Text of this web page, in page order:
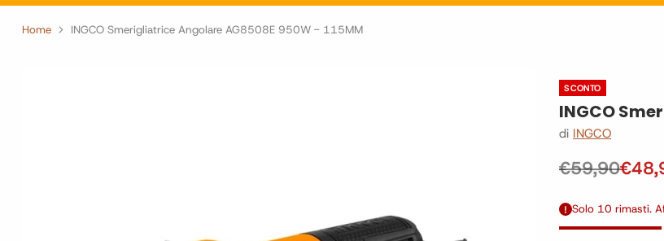
Home INGCO Smerigliatrice Angolare AG8508E 950W - 115MM
SCONTO
INGCO
di INGCO
Prezzo
di
listino
€59,90
Solo 10 rimasti.